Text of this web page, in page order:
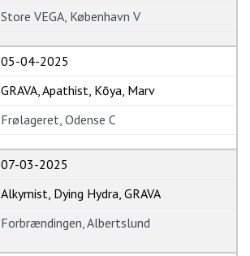
Store VEGA, København V
05-04-2025
GRAVA, Apathist, Kōya, Marv
Frølageret, Odense C
07-03-2025
Alkymist, Dying Hydra, GRAVA
Forbrændingen, Albertslund